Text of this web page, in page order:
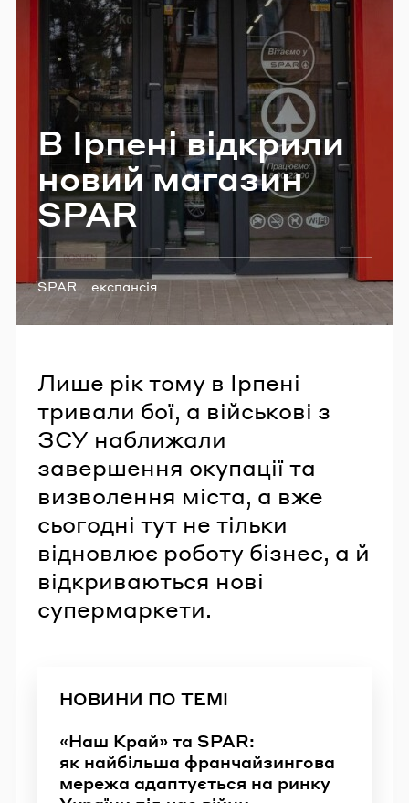
В Ір­пе­ні від­кри­ли
новий ма­га­зин
SPAR
Теги:
SPAR експансія
Лише рік тому в Ірпені
тривали бої, а військові з
ЗСУ наближали
завершення окупації та
визволення міста, а вже
сьогодні тут не тільки
відновлює роботу бізнес, а й
відкриваються нові
супермаркети.
НОВИНИ ПО ТЕМІ
«Наш Край» та SPAR:
як найбільша франчайзингова
мережа адаптується на ринку
Email
Пароль
Забули пароль?
УВІЙТИ